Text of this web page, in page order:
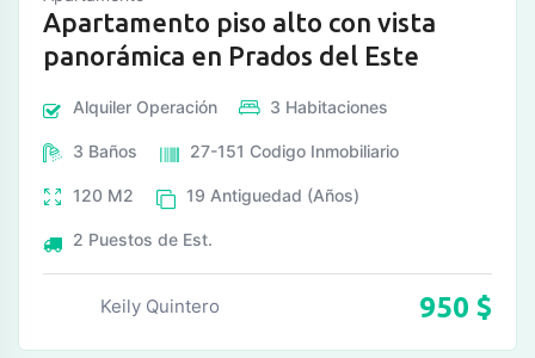
Apartamento piso alto con vista
panorámica en Prados del Este
Alquiler Operación 3 Habitaciones
3 Baños 27-151 Codigo Inmobiliario
120 M2 19 Antiguedad (Años)
2 Puestos de Est.
Keily Quintero 950 $